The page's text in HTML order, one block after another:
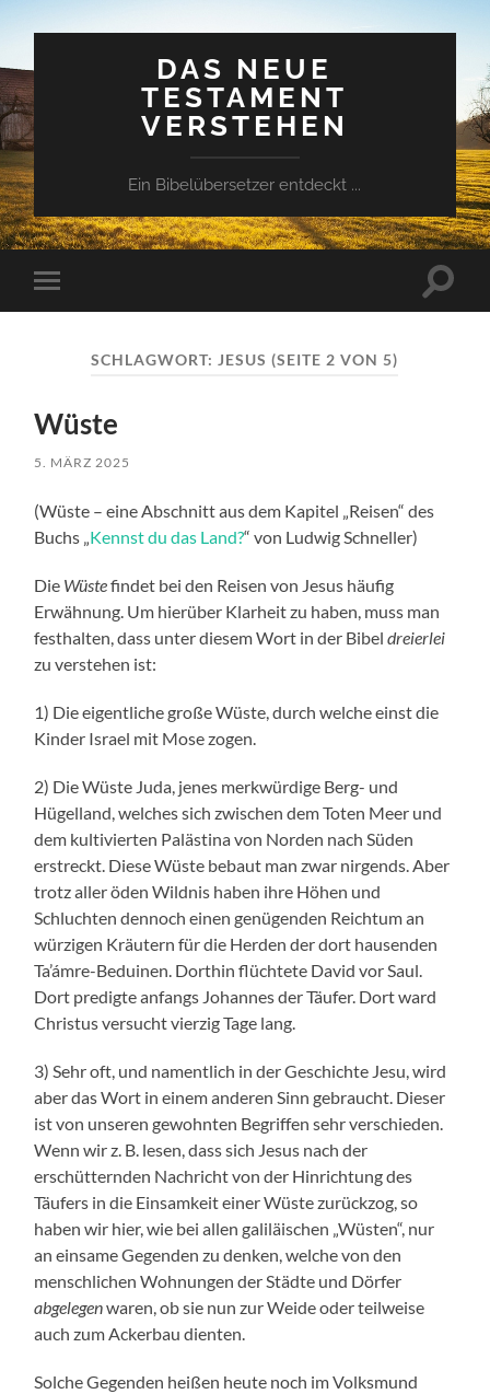
DAS NEUE
TESTAMENT
VERSTEHEN
Ein Bibelübersetzer entdeckt ...
Mobile-
Menü
SCHLAGWORT: JESUS (SEITE 2 VON 5)
Wüste
5. MÄRZ 2025
(Wüste – eine Abschnitt aus dem Kapitel „Reisen“ des
Buchs „Kennst du das Land?“ von Ludwig Schneller)
Die Wüstefindet bei den Reisen von Jesus häufig
Erwähnung. Um hierüber Klarheit zu haben, muss man
festhalten, dass unter diesem Wort in der Bibeldreierlei
zu verstehen ist:
1) Die eigentliche große Wüste, durch welche einst die
Kinder Israel mit Mose zogen.
2) Die Wüste Juda, jenes merkwürdige Berg- und
Hügelland, welches sich zwischen dem Toten Meer und
dem kultivierten Palästina von Norden nach Süden
erstreckt. Diese Wüste bebaut man zwar nirgends. Aber
trotz aller öden Wildnis haben ihre Höhen und
Schluchten dennoch einen genügenden Reichtum an
würzigen Kräutern für die Herden der dort hausenden
Ta’ámre-Beduinen. Dorthin flüchtete David vor Saul.
Dort predigte anfangs Johannes der Täufer. Dort ward
Christus versucht vierzig Tage lang.
3) Sehr oft, und namentlich in der Geschichte Jesu, wird
aber das Wort in einem anderen Sinn gebraucht. Dieser
ist von unseren gewohnten Begriffen sehr verschieden.
Wenn wir z. B. lesen, dass sich Jesus nach der
erschütternden Nachricht von der Hinrichtung des
Täufers in die Einsamkeit einer Wüste zurückzog, so
haben wir hier, wie bei allen galiläischen „Wüsten“, nur
an einsame Gegenden zu denken, welche von den
menschlichen Wohnungen der Städte und Dörfer
abgelegenwaren, ob sie nun zur Weide oder teilweise
auch zum Ackerbau dienten.
Solche Gegenden heißen heute noch im Volksmund